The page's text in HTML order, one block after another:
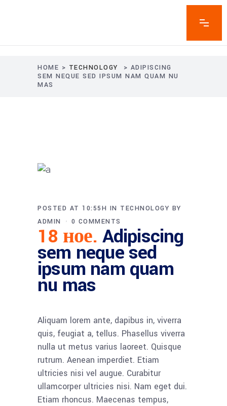
HOME > TECHNOLOGY > ADIPISCING
SEM NEQUE SED IPSUM NAM QUAM NU
MAS
18 ное. Adipiscing
sem neque sed
ipsum nam quam
nu mas
POSTED AT 10:55H IN TECHNOLOGY BY
ADMIN
0 COMMENTS
Aliquam lorem ante, dapibus in, viverra
quis, feugiat a, tellus. Phasellus viverra
nulla ut metus varius laoreet. Quisque
rutrum. Aenean imperdiet. Etiam
ultricies nisi vel augue. Curabitur
ullamcorper ultricies nisi. Nam eget dui.
Etiam rhoncus. Maecenas tempus,